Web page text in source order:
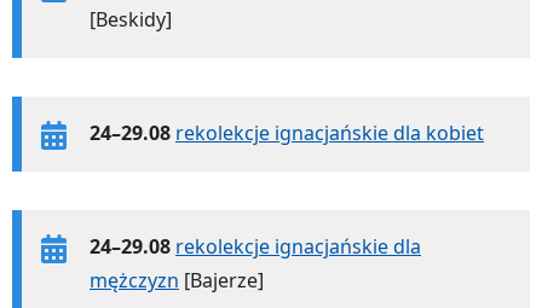
[Beskidy]
24–29.08 rekolekcje ignacjańskie dla kobiet
24–29.08 rekolekcje ignacjańskie dla
mężczyzn [Bajerze]